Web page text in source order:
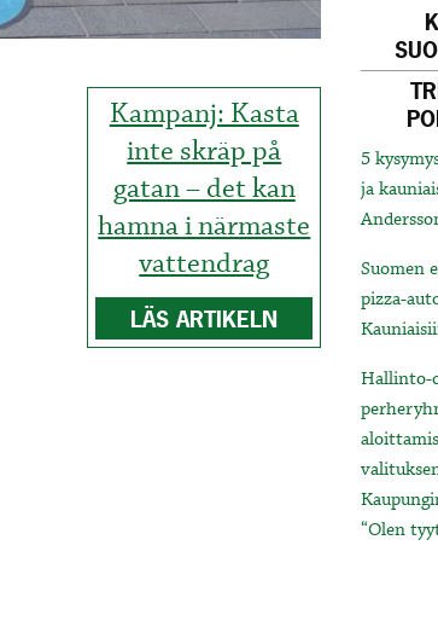
Kampanj: Kasta
inte skräp på
gatan – det kan
hamna i närmaste
vattendrag
LÄS ARTIKELN
5
ja
Suomen
pizza-
Hallinto-
“Olen